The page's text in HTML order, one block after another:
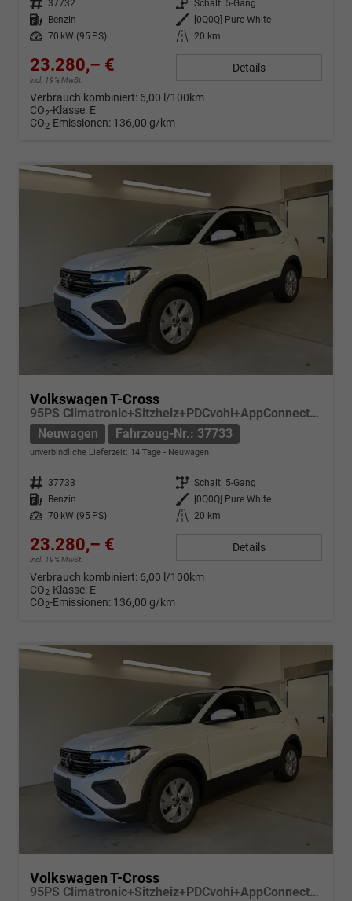
Fahrzeug-Nr. 37732 Getriebe Schalt. 5-Gang
Kraftstoff Benzin Außenfarbe
[0Q0Q] Pure White
Leistung
70 kW (95 PS) Kilometerstand 20 km
23.280,– €
incl. 19% MwSt.
Details
Verbrauch kombiniert: 6,00 l/100km
CO2-Klasse: E
CO2-Emissionen: 136,00 g/km
Volkswagen T-Cross
95PS Climatronic+Sitzheiz+PDCvohi+AppConnect+Side+TravelAssist+ACC
Neuwagen
Fahrzeug-Nr.: 37733
unverbindliche Lieferzeit: 14 Tage Neuwagen
Fahrzeug-Nr. 37733 Getriebe Schalt. 5-Gang
Kraftstoff Benzin Außenfarbe
[0Q0Q] Pure White
Leistung
70 kW (95 PS) Kilometerstand 20 km
23.280,– €
incl. 19% MwSt.
Details
Verbrauch kombiniert: 6,00 l/100km
CO2-Klasse: E
CO2-Emissionen: 136,00 g/km
Volkswagen T-Cross
95PS Climatronic+Sitzheiz+PDCvohi+AppConnect+Side+TravelAssist+ACC